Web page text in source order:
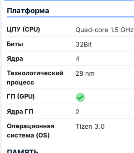
Платформа
ЦПУ (CPU)
Quad-core 1.5 GHz
Биты
32Bit
Ядра
4
Технологический
процесс
28 nm
ГП (GPU)
Ядра ГП
2
Oперационная
система (OS)
Tizen 3.0